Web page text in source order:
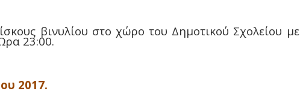
βινυλίου στο χώρο του Δημοτικού Σχολείου με
23:00.
2017.